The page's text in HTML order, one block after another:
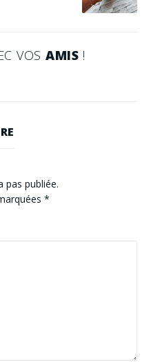
VOS AMIS !
pas publiée.
*